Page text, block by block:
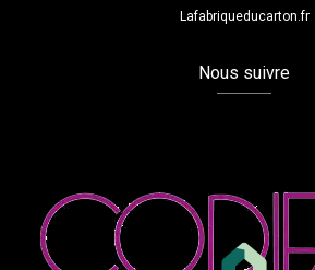
Lafabriqueducarton.fr
Nous suivre